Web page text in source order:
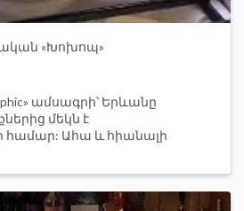
«Խոխոպ»
ամսագրի՝ Երևանը
մեկն է
համար: Ահա և հիանալի